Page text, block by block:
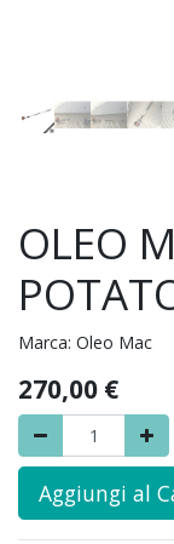
OLEO
Marca: Oleo Mac
270,00 €
Aggiungi al